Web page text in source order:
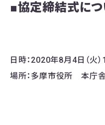
■協定締結式につ
日時：2020年8月4日（火
場所：多摩市役所 本庁